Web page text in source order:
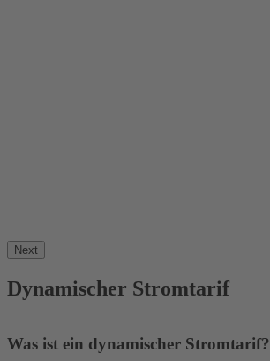
Next
Dynamischer Stromtarif
Was ist ein dynamischer Stromtarif?